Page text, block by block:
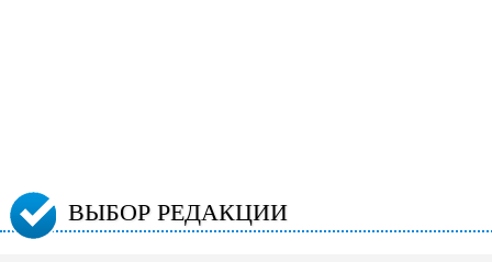
ВЫБОР РЕДАКЦИИ